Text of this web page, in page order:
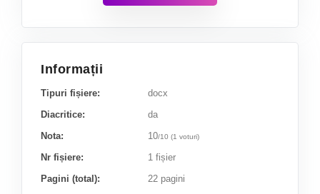
Informații
Tipuri fișiere:
docx
Diacritice:
da
Nota:
10/10 (1 voturi)
Nr fișiere:
1 fișier
Pagini (total):
22 pagini